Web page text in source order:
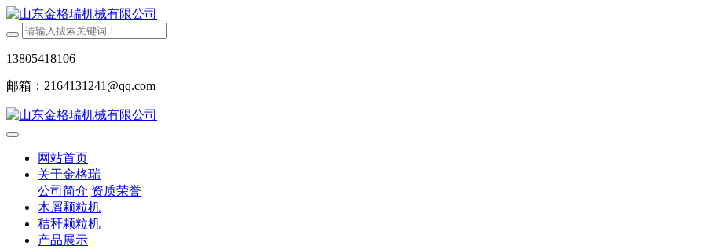
13805418106
邮箱：2164131241@qq.com
网站首页
关于金格瑞
公司简介 资质荣誉
木屑颗粒机
秸秆颗粒机
产品展示